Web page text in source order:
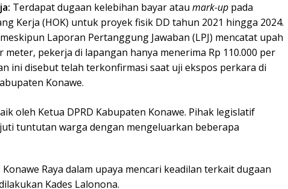
Terdapat dugaan kelebihan bayar atau mark-up pada
Kerja (HOK) untuk proyek fisik DD tahun 2021 hingga 2024.
Laporan Pertanggung Jawaban (LPJ) mencatat upah
meter, pekerja di lapangan hanya menerima Rp 110.000 per
ini disebut telah terkonfirmasi saat uji ekspos perkara di
Konawe.
oleh Ketua DPRD Kabupaten Konawe. Pihak legislatif
tuntutan warga dengan mengeluarkan beberapa
Raya dalam upaya mencari keadilan terkait dugaan
Kades Lalonona.